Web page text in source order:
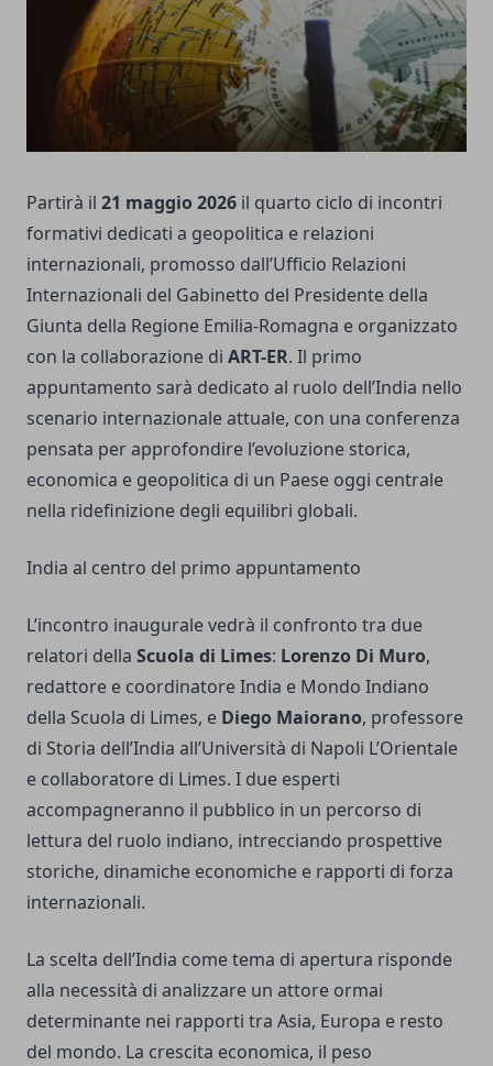
Partirà il 21 maggio 2026 il quarto ciclo di incontri
formativi dedicati a geopolitica e relazioni
internazionali, promosso dall’Ufficio Relazioni
Internazionali del Gabinetto del Presidente della
Giunta della Regione Emilia-Romagna e organizzato
con la collaborazione di ART-ER. Il primo
appuntamento sarà dedicato al ruolo dell’India nello
scenario internazionale attuale, con una conferenza
pensata per approfondire l’evoluzione storica,
economica e geopolitica di un Paese oggi centrale
nella ridefinizione degli equilibri globali.
India al centro del primo appuntamento
L’incontro inaugurale vedrà il confronto tra due
relatori della Scuola di Limes: Lorenzo Di Muro,
redattore e coordinatore India e Mondo Indiano
della Scuola di Limes, e Diego Maiorano, professore
di Storia dell’India all’Università di Napoli L’Orientale
e collaboratore di Limes. I due esperti
accompagneranno il pubblico in un percorso di
lettura del ruolo indiano, intrecciando prospettive
storiche, dinamiche economiche e rapporti di forza
internazionali.
La scelta dell’India come tema di apertura risponde
alla necessità di analizzare un attore ormai
determinante nei rapporti tra Asia, Europa e resto
del mondo. La crescita economica, il peso